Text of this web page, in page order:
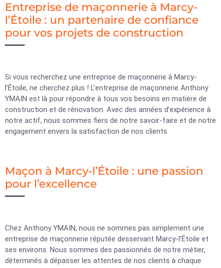
Entreprise de maçonnerie à Marcy-
l’Étoile : un partenaire de confiance
pour vos projets de construction
Si vous recherchez une entreprise de maçonnerie à Marcy-
l’Étoile, ne cherchez plus ! L’entreprise de maçonnerie Anthony
YMAIN est là pour répondre à tous vos besoins en matière de
construction et de rénovation. Avec des années d’expérience à
notre actif, nous sommes fiers de notre savoir-faire et de notre
engagement envers la satisfaction de nos clients.
Maçon à Marcy-l’Étoile : une passion
pour l’excellence
Chez Anthony YMAIN, nous ne sommes pas simplement une
entreprise de maçonnerie réputée desservant Marcy-l’Étoile et
ses environs. Nous sommes des passionnés de notre métier,
déterminés à dépasser les attentes de nos clients à chaque